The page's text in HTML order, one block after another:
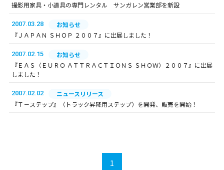
撮影用家具・小道具の専門レンタル サンガレン営業部を新設
2007.03.28
お知らせ
『ＪＡＰＡＮ ＳＨＯＰ ２００７』に出展しました！
2007.02.15
お知らせ
『ＥＡＳ（ＥＵＲＯ ＡＴＴＲＡＣＴＩＯＮＳ ＳＨＯＷ）２００７』に出展
しました！
2007.02.02
ニュースリリース
『Ｔ－ステップ』（トラック昇降用ステップ）を開発、販売を開始！
1